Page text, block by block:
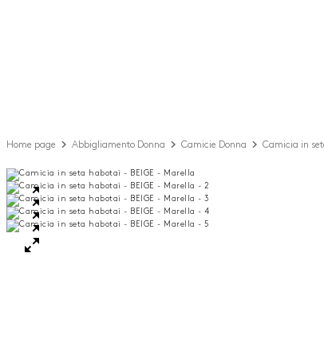
Home page Abbigliamento Donna Camicie Donna Camicia in